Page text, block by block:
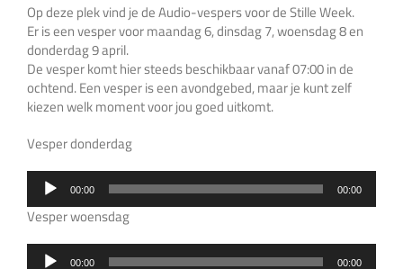
Op deze plek vind je de Audio-vespers voor de Stille Week.
Er is een vesper voor maandag 6, dinsdag 7, woensdag 8 en
donderdag 9 april.
De vesper komt hier steeds beschikbaar vanaf 07:00 in de
ochtend. Een vesper is een avondgebed, maar je kunt zelf
kiezen welk moment voor jou goed uitkomt.
Vesper donderdag
Audiospeler00:00 00:00
Vesper woensdag
Audiospeler00:00 00:00